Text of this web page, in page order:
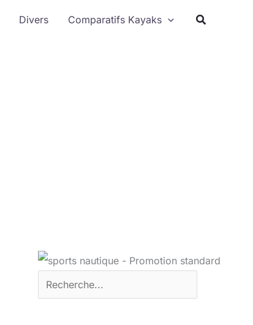
Divers Comparatifs Kayaks